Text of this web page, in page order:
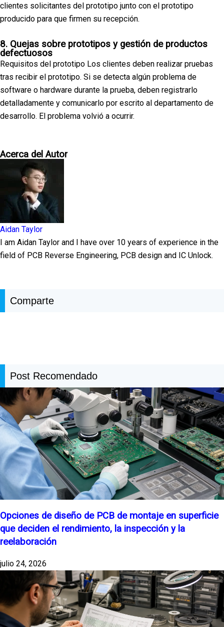
clientes solicitantes del prototipo junto con el prototipo
producido para que firmen su recepción.
8. Quejas sobre prototipos y gestión de productos
defectuosos
Requisitos del prototipo Los clientes deben realizar pruebas
tras recibir el prototipo. Si se detecta algún problema de
software o hardware durante la prueba, deben registrarlo
detalladamente y comunicarlo por escrito al departamento de
desarrollo. El problema volvió a ocurrir.
Acerca del Autor
Aidan Taylor
I am Aidan Taylor and I have over 10 years of experience in the
field of PCB Reverse Engineering, PCB design and IC Unlock.
Comparte
Post Recomendado
Opciones de diseño de PCB de montaje en superficie
que deciden el rendimiento, la inspección y la
reelaboración
julio 24, 2026